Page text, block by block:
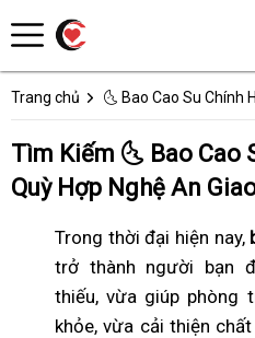
Trang chủ 🌜 Bao Cao Su Chính
Tìm Kiếm 🌜 Bao Cao
Quỳ Hợp Nghệ An
Trong thời đại hiện nay,
trở thành người bạn
thiếu, vừa giúp phòng
khỏe, vừa cải thiện